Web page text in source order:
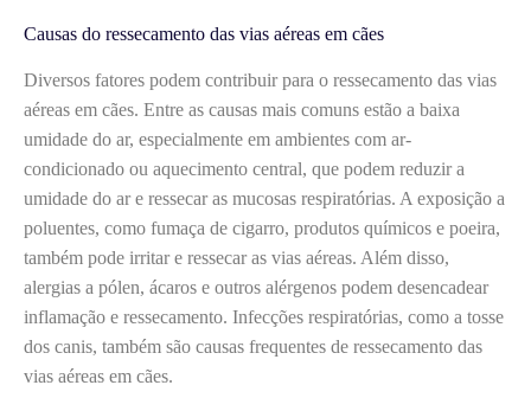
Causas do ressecamento das vias aéreas em cães
Diversos fatores podem contribuir para o ressecamento das vias
aéreas em cães. Entre as causas mais comuns estão a baixa
umidade do ar, especialmente em ambientes com ar-
condicionado ou aquecimento central, que podem reduzir a
umidade do ar e ressecar as mucosas respiratórias. A exposição a
poluentes, como fumaça de cigarro, produtos químicos e poeira,
também pode irritar e ressecar as vias aéreas. Além disso,
alergias a pólen, ácaros e outros alérgenos podem desencadear
inflamação e ressecamento. Infecções respiratórias, como a tosse
dos canis, também são causas frequentes de ressecamento das
vias aéreas em cães.